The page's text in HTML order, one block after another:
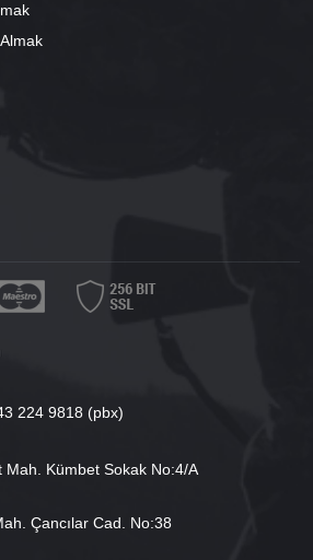
224 9818 (pbx)
Mah. Kümbet Sokak No:4/A
Çancılar Cad. No:38